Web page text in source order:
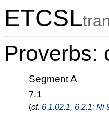
ETCSL
Proverbs:
Segment A
7.1
(cf. 6.1.02.1, 6.2.1: Ni